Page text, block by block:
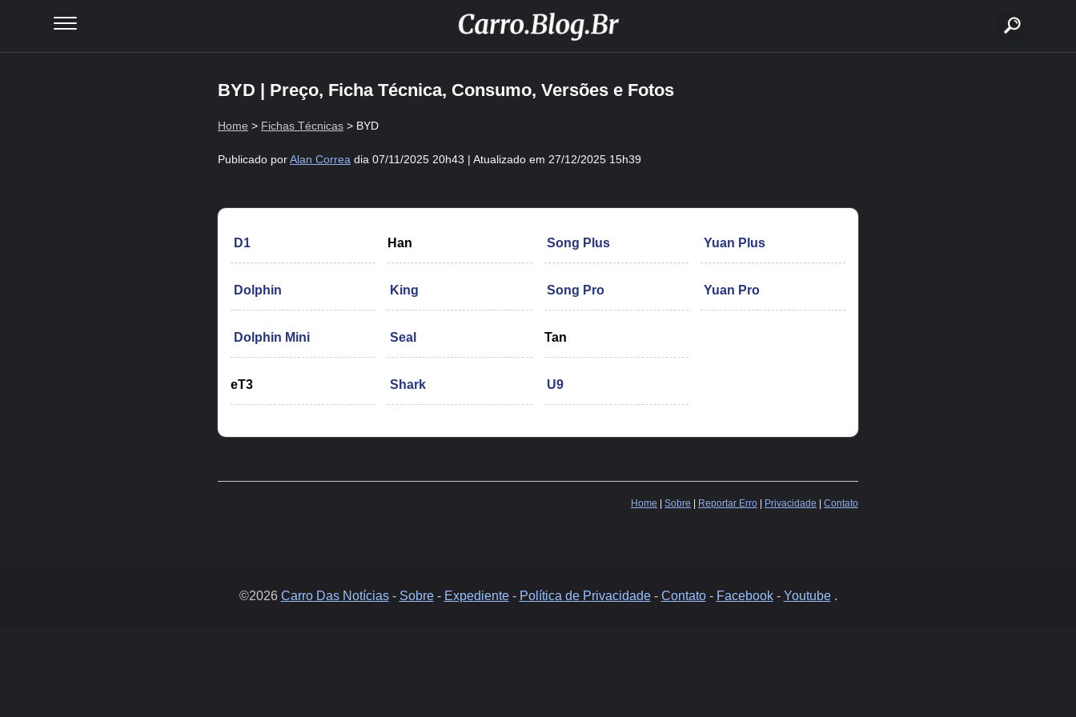
BYD | Preço, Ficha Técnica, Consumo, Versões e Fotos
Home > Fichas Técnicas > BYD
Publicado porAlan Correa dia 07/11/2025 20h43 | Atualizado em 27/12/2025 15h39
D1
Dolphin
Dolphin Mini
eT3
Han
King
Seal
Shark
Song Plus
Song Pro
Tan
U9
Yuan Plus
Yuan Pro
Home Sobre Reportar Erro Privacidade Contato
©2026 Carro Das Notícias- Sobre- Expediente- Política de Privacidade- Contato- Facebook- Youtube.